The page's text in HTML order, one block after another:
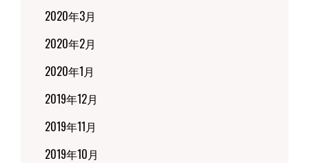
2020年3月
2020年2月
2020年1月
2019年12月
2019年11月
2019年10月